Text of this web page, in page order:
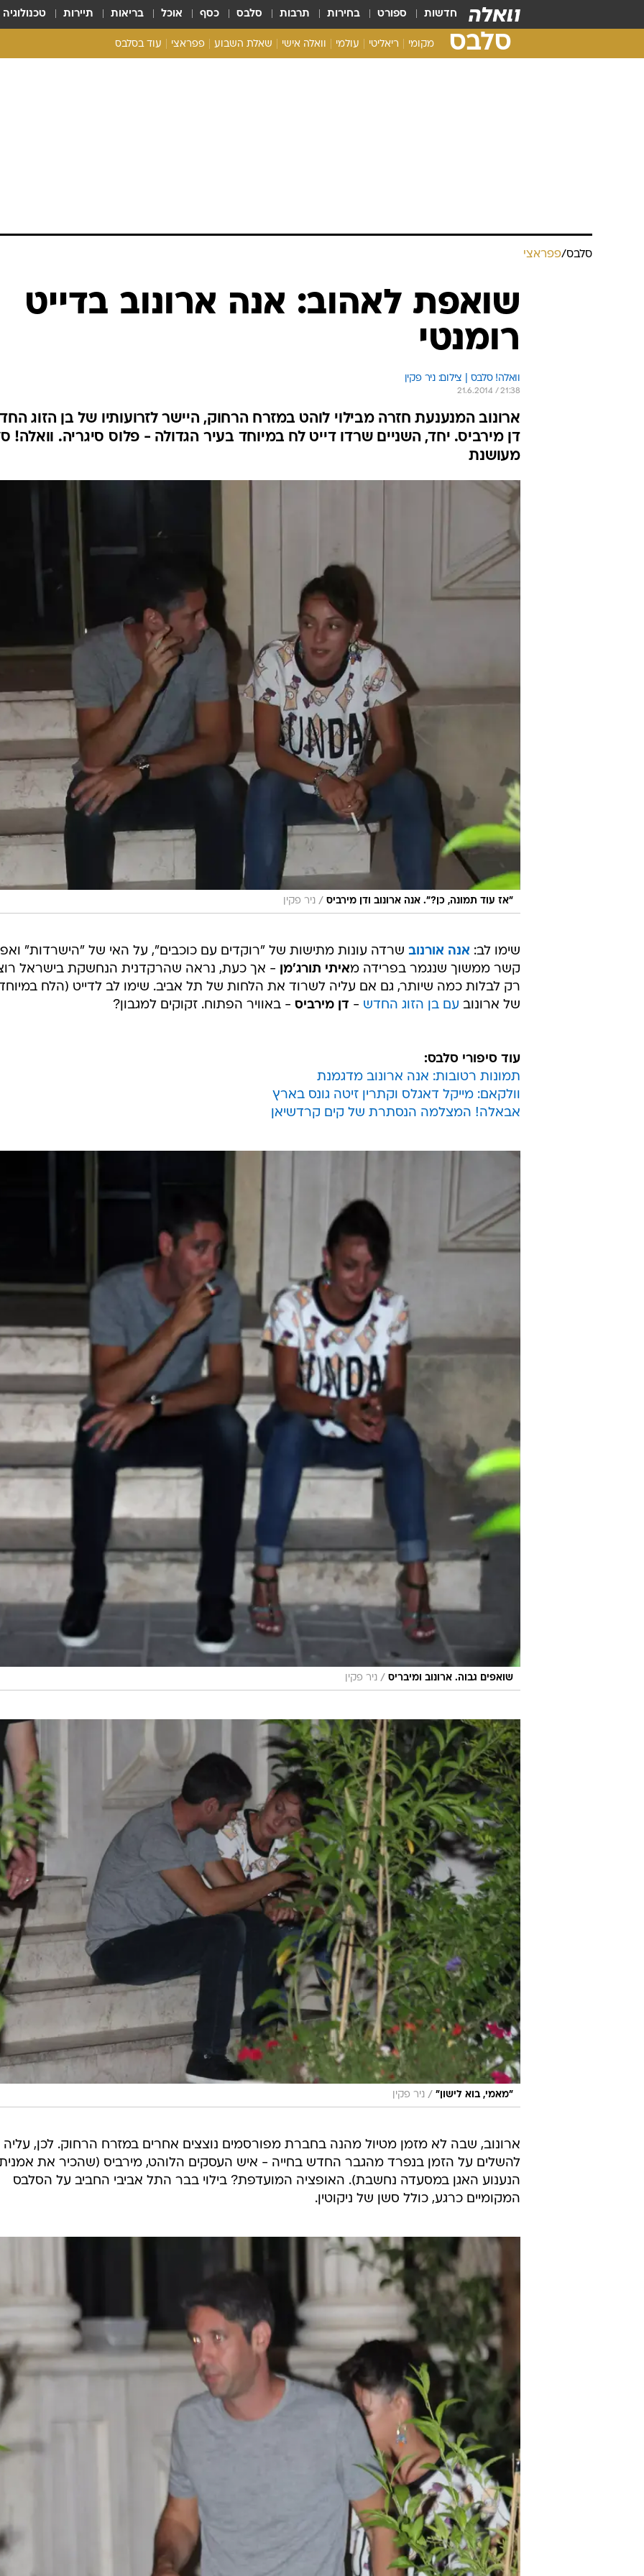
חדשות ספורט בחירות תרבות סלבס כסף אוכל בריאות תיירות טכנולוגיה
סלבס מקומי ריאליטי עולמי וואלה אישי שאלת השבוע פפראצי עוד בסלבס
סלבס/פפראצי
שואפת לאהוב: אנה ארונוב בדייט
רומנטי
וואלה! סלבס | צילום: ניר פקין
21.6.2014 / 21:38
ארונוב המנענעת חזרה מבילוי לוהט במזרח הרחוק, היישר לזרועותיו של בן הזוג
דן מירביס. יחד, השניים שרדו דייט לח במיוחד בעיר הגדולה - פלוס סיגריה. וואלה!
מעושנת
"אז עוד תמונה, כן?". אנה ארונוב ודן מירביס / ניר פקין
שימו לב: אנה אורנוב שרדה עונות מתישות של "רוקדים עם כוכבים", על האי של "הישרדות"
קשר ממשוך שנגמר בפרידה מאיתי תורג'מן - אך כעת, נראה שהרקדנית הנחשקת בישראל
רק לבלות כמה שיותר, גם אם עליה לשרוד את הלחות של תל אביב. שימו לב לדייט (הלח
של ארונוב עם בן הזוג החדש - דן מירביס - באוויר הפתוח. זקוקים למגבון?
עוד סיפורי סלבס:
תמונות רטובות: אנה ארונוב מדגמנת
וולקאם: מייקל דאגלס וקתרין זיטה גונס בארץ
אבאלה! המצלמה הנסתרת של קים קרדשיאן
שואפים גבוה. ארונוב ומיבריס / ניר פקין
"מאמי, בוא לישון" / ניר פקין
ארונוב, שבה לא מזמן מטיול מהנה בחברת מפורסמים נוצצים אחרים במזרח הרחוק. לכן, עליה
להשלים על הזמן בנפרד מהגבר החדש בחייה - איש העסקים הלוהט, מירביס (שהכיר את
הנענוע האגן במסעדה נחשבת). האופציה המועדפת? בילוי בבר התל אביבי החביב על הסלבס
המקומיים כרגע, כולל סשן של ניקוטין.